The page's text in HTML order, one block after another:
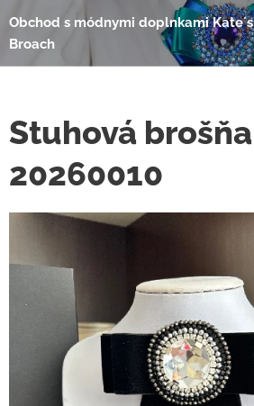
Obchod s módnymi doplnkami Kate´s
Broach
Stuhová brošňa
20260010